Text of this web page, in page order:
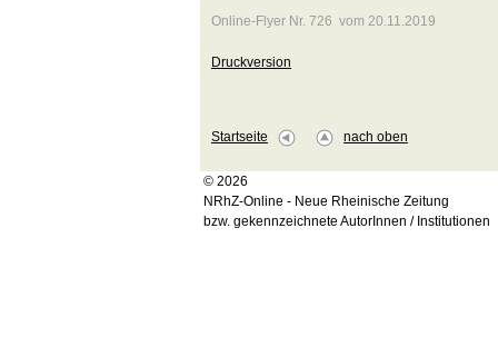
Online-Flyer Nr. 726 vom 20.11.2019
Druckversion
Startseite nach oben
© 2026
NRhZ-Online - Neue Rheinische Zeitung
bzw. gekennzeichnete AutorInnen / Institutionen